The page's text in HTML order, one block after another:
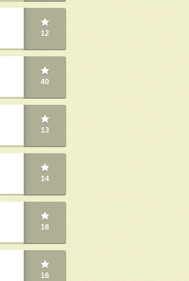
12
40
13
14
18
16